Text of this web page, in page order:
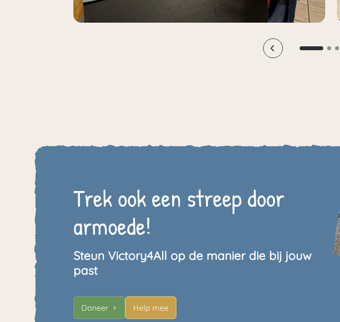
Trek ook een streep door
armoede!
Steun Victory4All op de manier die bij jouw
past
Doneer Help mee